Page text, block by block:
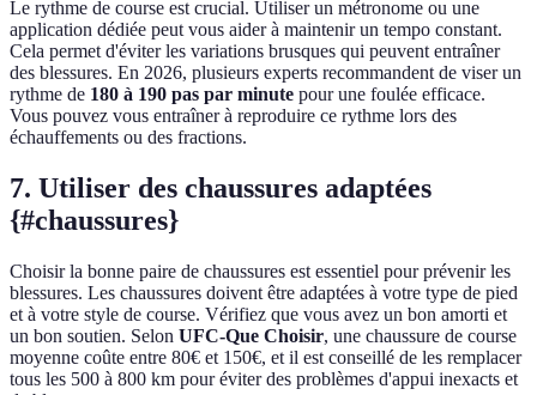
Le rythme de course est crucial. Utiliser un métronome ou une
application dédiée peut vous aider à maintenir un tempo constant.
Cela permet d'éviter les variations brusques qui peuvent entraîner
des blessures. En 2026, plusieurs experts recommandent de viser un
rythme de 180 à 190 pas par minute pour une foulée efficace.
Vous pouvez vous entraîner à reproduire ce rythme lors des
échauffements ou des fractions.
7. Utiliser des chaussures adaptées
{#chaussures}
Choisir la bonne paire de chaussures est essentiel pour prévenir les
blessures. Les chaussures doivent être adaptées à votre type de pied
et à votre style de course. Vérifiez que vous avez un bon amorti et
un bon soutien. Selon UFC-Que Choisir, une chaussure de course
moyenne coûte entre 80€ et 150€, et il est conseillé de les remplacer
tous les 500 à 800 km pour éviter des problèmes d'appui inexacts et